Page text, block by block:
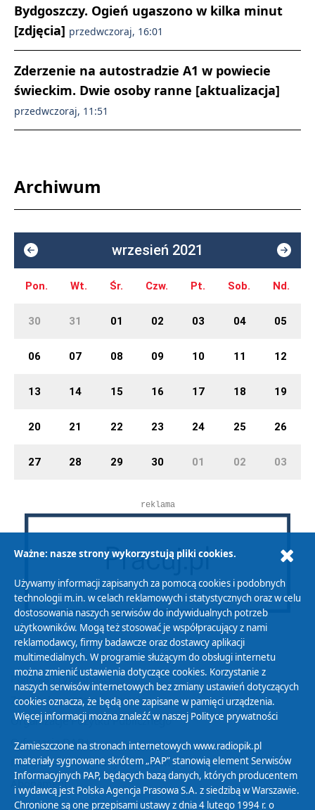
Bydgoszczy. Ogień ugaszono w kilka minut
[zdjęcia] przedwczoraj, 16:01
Zderzenie na autostradzie A1 w powiecie
świeckim. Dwie osoby ranne [aktualizacja]
przedwczoraj, 11:51
Archiwum
wrzesień 2021
Pon. Wt. Śr. Czw. Pt. Sob. Nd.
30 31 01 02 03 04 05
06 07 08 09 10 11 12
13 14 15 16 17 18 19
20 21 22 23 24 25 26
27 28 29 30 01 02 03
reklama
Polityka Prywatności
Zasady korzystania z Serwisu
Organizacje Pożytku Publicznego
Cyfryzacja DAB+
Polityka ochrony danych osobowych
Abonament
Zamówienia publiczne
Ważne: nasze strony wykorzystują pliki cookies.
Używamy informacji zapisanych za pomocą cookies i podobnych
technologii m.in. w celach reklamowych i statystycznych oraz w celu
dostosowania naszych serwisów do indywidualnych potrzeb
użytkowników. Mogą też stosować je współpracujący z nami
reklamodawcy, firmy badawcze oraz dostawcy aplikacji
multimedialnych. W programie służącym do obsługi internetu
można zmienić ustawienia dotyczące cookies. Korzystanie z
naszych serwisów internetowych bez zmiany ustawień dotyczących
cookies oznacza, że będą one zapisane w pamięci urządzenia.
Więcej informacji można znaleźć w naszej Polityce prywatności
Zamieszczone na stronach internetowych www.radiopik.pl
materiały sygnowane skrótem „PAP” stanowią element Serwisów
Informacyjnych PAP, będących bazą danych, których producentem
i wydawcą jest Polska Agencja Prasowa S.A. z siedzibą w Warszawie.
Chronione są one przepisami ustawy z dnia 4 lutego 1994 r. o